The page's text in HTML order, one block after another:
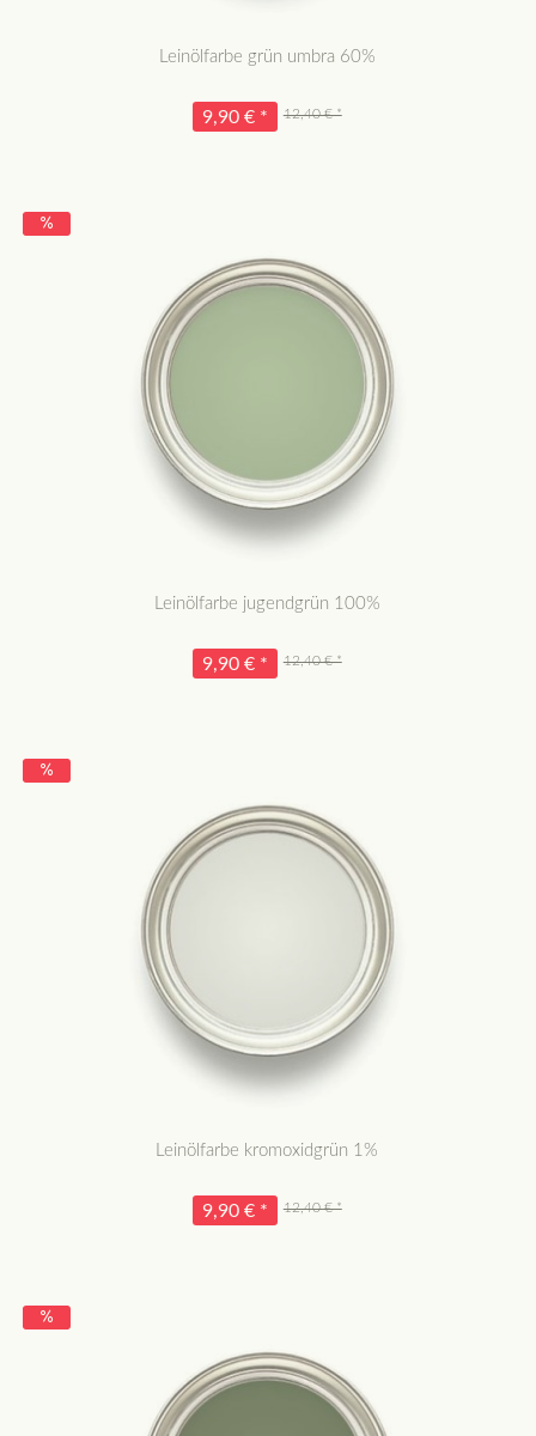
Leinölfarbe grün umbra 60%
12,40 € *
9,90 € *
Leinölfarbe jugendgrün 100%
12,40 € *
9,90 € *
Leinölfarbe kromoxidgrün 1%
12,40 € *
9,90 € *